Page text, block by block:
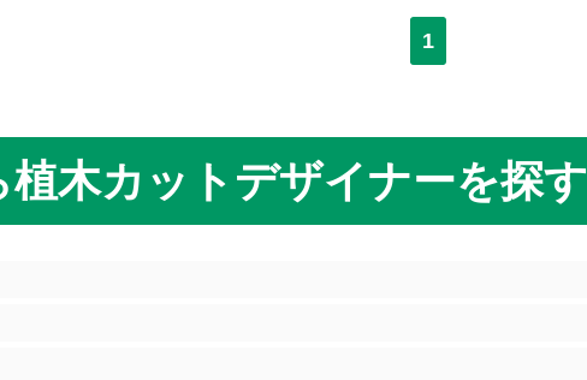
1
植木カットデザイナーを探す